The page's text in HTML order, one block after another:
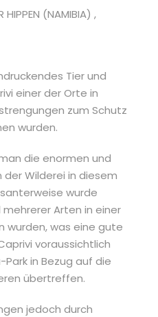
Tier und
einer der Orte in
zum Schutz
wurden.
die enormen und
Wilderei in diesem
wurde
Arten in einer
wurden, was eine gute
voraussichtlich
in Bezug auf die
übertreffen.
jedoch durch